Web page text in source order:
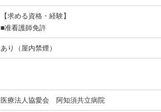
【求める資格・経験】
■准看護師免許
あり（屋内禁煙）
医療法人協愛会 阿知須共立病院